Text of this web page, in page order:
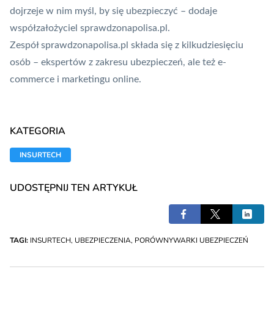
dojrzeje w nim myśl, by się ubezpieczyć – dodaje
współzałożyciel sprawdzonapolisa.pl.
Zespół sprawdzonapolisa.pl składa się z kilkudziesięciu
osób – ekspertów z zakresu ubezpieczeń, ale też e-
commerce i marketingu online.
KATEGORIA
INSURTECH
UDOSTĘPNIJ TEN ARTYKUŁ
TAGI: INSURTECH, UBEZPIECZENIA, PORÓWNYWARKI UBEZPIECZEŃ